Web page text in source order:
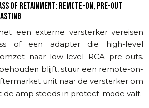
OF RETAINMENT: REMOTE-ON, PRE-OUT
een externe versterker vereisen
of een adapter die high-level
naar low-level RCA pre-outs.
blijft, stuur een remote-on-
unit naar de versterker om
de amp steeds in protect-mode valt.